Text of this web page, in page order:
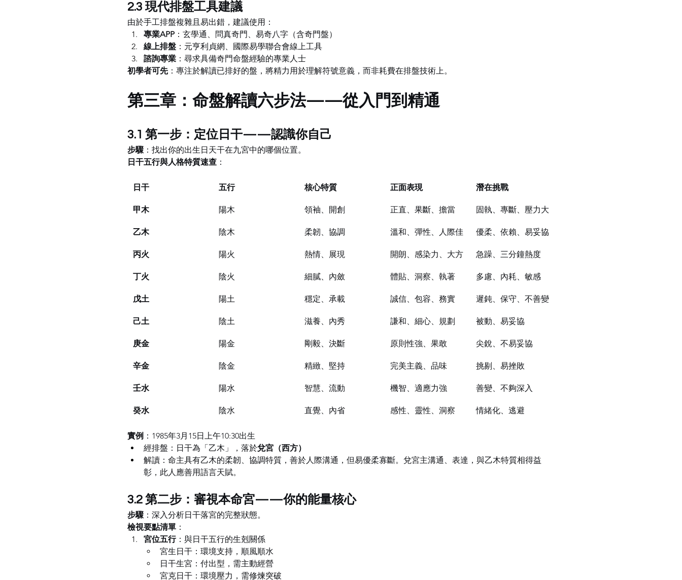
2.3 現代排盤工具建議
由於手工排盤複雜且易出錯，建議使用：
專業APP ：玄學通、問真奇門、易奇八字（含奇門盤）
線上排盤 ：元亨利貞網、國際易學聯合會線上工具
諮詢專業 ：尋求具備奇門命盤經驗的專業人士
初學者可先 ：專注於解讀已排好的盤，將精力用於理解符號意義，而非耗費在排盤技術上。
第三章：命盤解讀六步法——從入門到精通
3.1 第一步：定位日干——認識你自己
步驟 ：找出你的出生日天干在九宮中的哪個位置。
日干五行與人格特質速查 ：
日干 五行 核心特質 正面表現 潛在挑戰
甲木 陽木 領袖、開創 正直、果斷、擔當 固執、專斷、壓力大
乙木 陰木 柔韌、協調 溫和、彈性、人際佳 優柔、依賴、易妥協
丙火 陽火 熱情、展現 開朗、感染力、大方 急躁、三分鐘熱度
丁火 陰火 細膩、內斂 體貼、洞察、執著 多慮、內耗、敏感
戊土 陽土 穩定、承載 誠信、包容、務實 遲鈍、保守、不善變
己土 陰土 滋養、內秀 謙和、細心、規劃 被動、易妥協
庚金 陽金 剛毅、決斷 原則性強、果敢 尖銳、不易妥協
辛金 陰金 精緻、堅持 完美主義、品味 挑剔、易挫敗
壬水 陽水 智慧、流動 機智、適應力強 善變、不夠深入
癸水 陰水 直覺、內省 感性、靈性、洞察 情緒化、逃避
實例 ：1985年3月15日上午10:30出生
經排盤：日干為「乙木」，落於兌宮（西方）
解讀：命主具有乙木的柔韌、協調特質，善於人際溝通，但易優柔寡斷。兌宮主溝通、表達，與乙木特質相得益
彰，此人應善用語言天賦。
3.2 第二步：審視本命宮——你的能量核心
步驟 ：深入分析日干落宮的完整狀態。
檢視要點清單 ：
宮位五行 ：與日干五行的生剋關係
宮生日干：環境支持，順風順水
日干生宮：付出型，需主動經營
宮克日干：環境壓力，需修煉突破